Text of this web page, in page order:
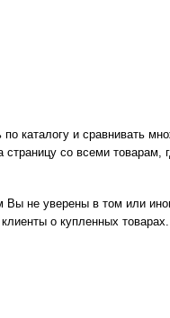
каталогу и сравнивать
страницу со всеми
Вы не уверены в том или
о купленных